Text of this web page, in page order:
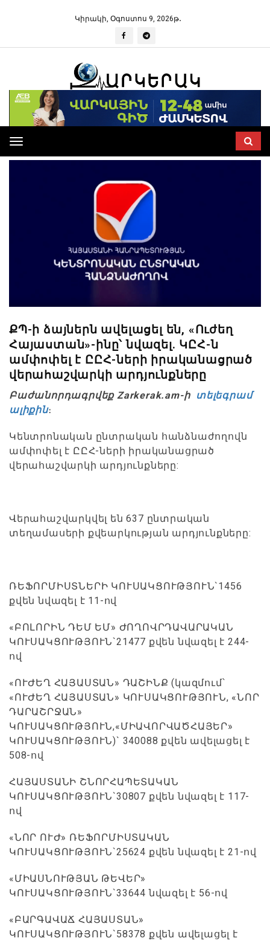
Կիրակի, Օգոստոս 9, 2026թ․
Toggle
navigation
ՔՊ-ի ձայներն ավելացել են, «Ուժեղ
Հայաստան»-ինը՝ նվազել. ԿԸՀ-ն
ամփոփել է ԸԸՀ-ների իրականացրած
վերահաշվարկի արդյունքները
Բաժանորդագրվեք Zarkerak.am-ի տելեգրամ
ալիքին։
Կենտրոնական ընտրական հանձնաժողովն
ամփոփել է ԸԸՀ-ների իրականացրած
վերահաշվարկի արդյունքները:
Վերահաշվարկվել են 637 ընտրական
տեղամասերի քվեարկության արդյունքները:
ՌԵՖՈՐՄԻՍՏՆԵՐԻ ԿՈՒՍԱԿՑՈՒԹՅՈՒՆ`1456
քվեն նվազել է 11-ով
«ԲՈԼՈՐԻՆ ԴԵՄ ԵՄ» ԺՈՂՈՎՐԴԱՎԱՐԱԿԱՆ
ԿՈՒՍԱԿՑՈՒԹՅՈՒՆ`21477 քվեն նվազել է 244-
ով
«ՈՒԺԵՂ ՀԱՅԱՍՏԱՆ» ԴԱՇԻՆՔ (կազմում՝
«ՈՒԺԵՂ ՀԱՅԱՍՏԱՆ» ԿՈՒՍԱԿՑՈՒԹՅՈՒՆ, «ՆՈՐ
ԴԱՐԱՇՐՋԱՆ»
ԿՈՒՍԱԿՑՈՒԹՅՈՒՆ,«ՄԻԱՎՈՐՎԱԾՀԱՅԵՐ»
ԿՈՒՍԱԿՑՈՒԹՅՈՒՆ)` 340088 քվեն ավելացել է
508-ով
ՀԱՅԱՍՏԱՆԻ ՇՆՈՐՀԱՊԵՏԱԿԱՆ
ԿՈՒՍԱԿՑՈՒԹՅՈՒՆ`30807 քվեն նվազել է 117-
ով
«ՆՈՐ ՈՒԺ» ՌԵՖՈՐՄԻՍՏԱԿԱՆ
ԿՈՒՍԱԿՑՈՒԹՅՈՒՆ`25624 քվեն նվազել է 21-ով
«ՄԻԱՍՆՈՒԹՅԱՆ ԹԵՎԵՐ»
ԿՈՒՍԱԿՑՈՒԹՅՈՒՆ`33644 նվազել է 56-ով
«ԲԱՐԳԱՎԱՃ ՀԱՅԱՍՏԱՆ»
ԿՈՒՍԱԿՑՈՒԹՅՈՒՆ`58378 քվեն ավելացել է